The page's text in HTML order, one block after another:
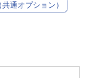
通オプション）